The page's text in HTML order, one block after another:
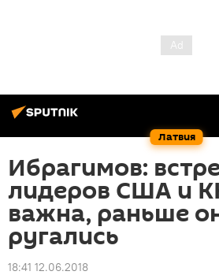
Латвия
Ибрагимов:
лидеров США и
важна, раньше
ругались
18:41 12.06.2018